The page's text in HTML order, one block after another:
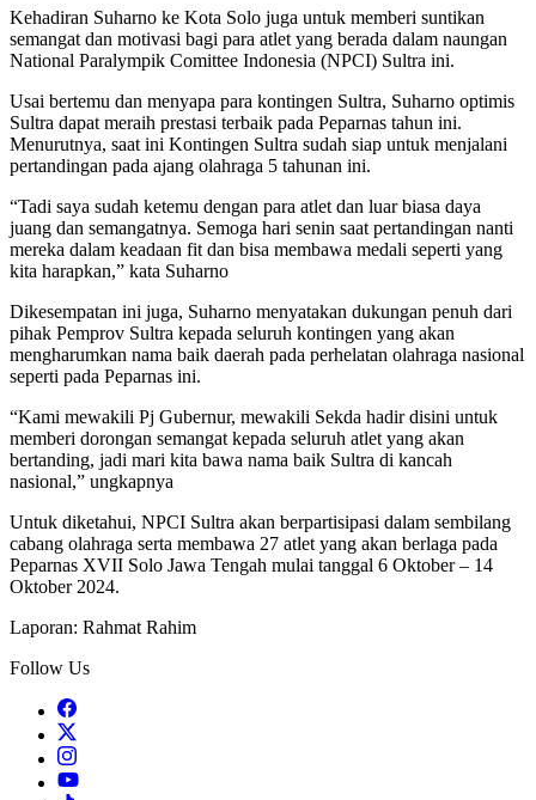
Kehadiran Suharno ke Kota Solo juga untuk memberi suntikan
semangat dan motivasi bagi para atlet yang berada dalam naungan
National Paralympik Comittee Indonesia (NPCI) Sultra ini.
Usai bertemu dan menyapa para kontingen Sultra, Suharno optimis
Sultra dapat meraih prestasi terbaik pada Peparnas tahun ini.
Menurutnya, saat ini Kontingen Sultra sudah siap untuk menjalani
pertandingan pada ajang olahraga 5 tahunan ini.
“Tadi saya sudah ketemu dengan para atlet dan luar biasa daya
juang dan semangatnya. Semoga hari senin saat pertandingan nanti
mereka dalam keadaan fit dan bisa membawa medali seperti yang
kita harapkan,” kata Suharno
Dikesempatan ini juga, Suharno menyatakan dukungan penuh dari
pihak Pemprov Sultra kepada seluruh kontingen yang akan
mengharumkan nama baik daerah pada perhelatan olahraga nasional
seperti pada Peparnas ini.
“Kami mewakili Pj Gubernur, mewakili Sekda hadir disini untuk
memberi dorongan semangat kepada seluruh atlet yang akan
bertanding, jadi mari kita bawa nama baik Sultra di kancah
nasional,” ungkapnya
Untuk diketahui, NPCI Sultra akan berpartisipasi dalam sembilang
cabang olahraga serta membawa 27 atlet yang akan berlaga pada
Peparnas XVII Solo Jawa Tengah mulai tanggal 6 Oktober – 14
Oktober 2024.
Laporan: Rahmat Rahim
Follow Us